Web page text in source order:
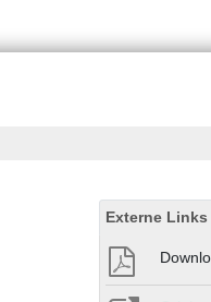
Externe Links